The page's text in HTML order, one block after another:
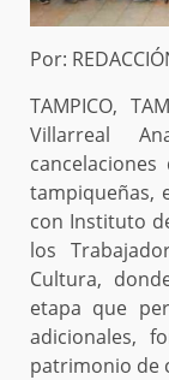
Por:
TAMPICO,
Villarreal
tampiqueñas,
con Instituto
los
Cultura,
etapa que
adicionales,
patrimonio de